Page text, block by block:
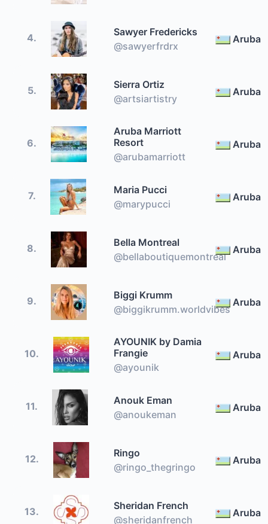
4.
Sawyer Fredericks
@sawyerfrdrx
Aruba
5.
Sierra Ortiz
@artsiartistry
Aruba
6.
Aruba Marriott
Resort
@arubamarriott
Aruba
7.
Maria Pucci
@marypucci
Aruba
8.
Bella Montreal
@bellaboutiquemontreal
Aruba
9.
Biggi Krumm
@biggikrumm.worldvibes
Aruba
10.
AYOUNIK by Damia
Frangie
@ayounik
Aruba
11.
Anouk Eman
@anoukeman
Aruba
12.
Ringo
@ringo_thegringo
Aruba
13.
Sheridan French
@sheridanfrench
Aruba